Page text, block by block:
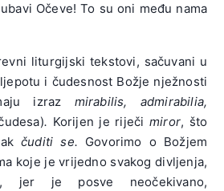
Očeve! To su oni među nama
liturgijski tekstovi, sačuvani u
i čudesnost Božje nježnosti
izraz mirabilis, admirabilia,
. Korijen je riječi miror, što
čuditi se. Govorimo o Božjem
koje je vrijedno svakog divljenja,
jer je posve neočekivano,